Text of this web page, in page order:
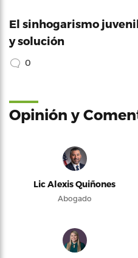
El sinhogarismo
y solución
0
Opinión y
Lic Alexis Quiñones
Abogado